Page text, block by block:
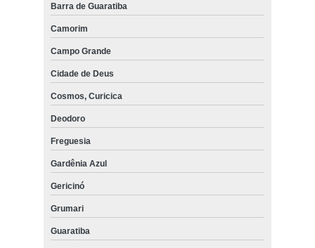
Barra de Guaratiba
Camorim
Campo Grande
Cidade de Deus
Cosmos, Curicica
Deodoro
Freguesia
Gardênia Azul
Gericinó
Grumari
Guaratiba